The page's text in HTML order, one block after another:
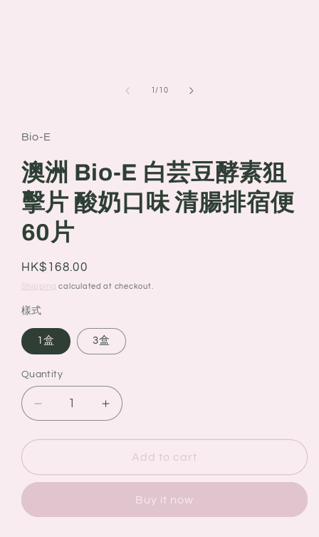
1/of
10
Bio-E
澳洲 Bio-E 白芸豆酵素狙
擊片 酸奶口味 清腸排宿便
60片
Regular
price
HK$168.00
Shipping calculated at checkout.
樣式
1盒 3盒
Quantity
Quantity
Decrease
quantity
for
洲
Increase
quantity
for
洲
Add to cart
Buy it now